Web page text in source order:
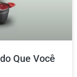
Que Você